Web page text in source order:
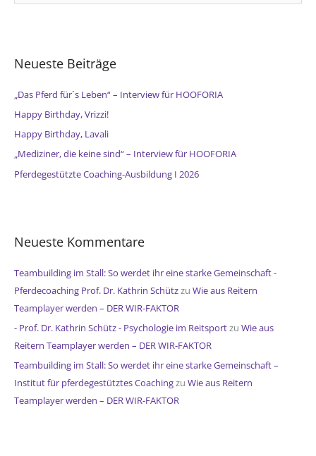
n
c
h
:
Neueste Beiträge
„Das Pferd für´s Leben“ – Interview für HOOFORIA
Happy Birthday, Vrizzi!
Happy Birthday, Lavali
„Mediziner, die keine sind“ – Interview für HOOFORIA
Pferdegestützte Coaching-Ausbildung I 2026
Neueste Kommentare
Teambuilding im Stall: So werdet ihr eine starke Gemeinschaft -
Pferdecoaching Prof. Dr. Kathrin Schützzu Wie aus Reitern
Teamplayer werden – DER WIR-FAKTOR
- Prof. Dr. Kathrin Schütz - Psychologie im Reitsportzu Wie aus
Reitern Teamplayer werden – DER WIR-FAKTOR
Teambuilding im Stall: So werdet ihr eine starke Gemeinschaft –
Institut für pferdegestütztes Coachingzu Wie aus Reitern
Teamplayer werden – DER WIR-FAKTOR